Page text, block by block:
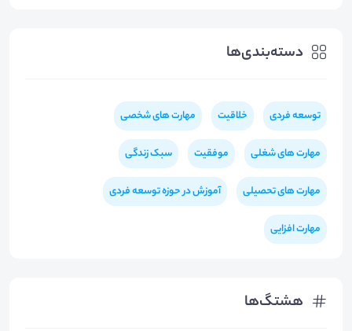
دسته‌بندی‌ها
توسعه فردی خلاقیت مهارت های شخصی
مهارت های شغلی موفقیت سبک زندگی
مهارت های تحصیلی آموزش در حوزه توسعه فردی
مهارت افزایی
هشتگ‌ها